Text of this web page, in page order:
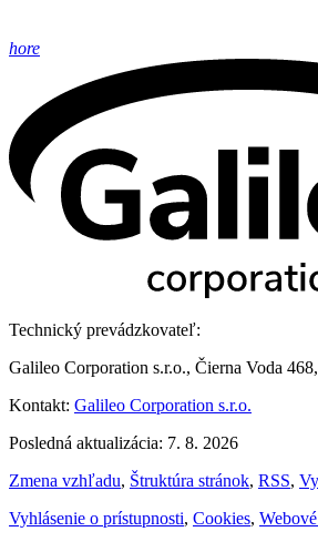
hore
Technický prevádzkovateľ:
Galileo Corporation s.r.o., Čierna Voda
Kontakt: Galileo Corporation s.r.o.
Posledná aktualizácia: 7. 8. 2026
Zmena vzhľadu, Štruktúra stránok, RSS,
Vyhlásenie o prístupnosti, Cookies,